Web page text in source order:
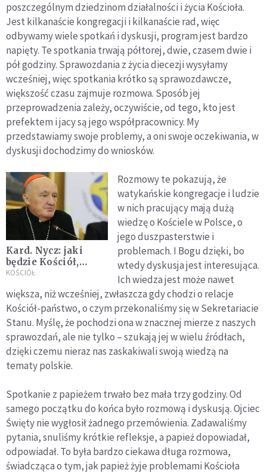
poszczególnym dziedzinom działalności i życia Kościoła.
Jest kilkanaście kongregacji i kilkanaście rad, więc
odbywamy wiele spotkań i dyskusji, program jest bardzo
napięty. Te spotkania trwają półtorej, dwie, czasem dwie i
pół godziny. Sprawozdania z życia diecezji wysyłamy
wcześniej, więc spotkania krótko są sprawozdawcze,
większość czasu zajmuje rozmowa. Sposób jej
przeprowadzenia zależy, oczywiście, od tego, kto jest
prefektem i jacy są jego współpracownicy. My
przedstawiamy swoje problemy, a oni swoje oczekiwania, w
dyskusji dochodzimy do wniosków.
Kard. Nycz: jaki
będzie Kościół,
jeżeli zabraknie w
pokolenia?
KOŚCIÓŁ
Rozmowy te pokazują, że
watykańskie kongregacje i ludzie
w nich pracujący mają dużą
wiedzę o Kościele w Polsce, o
jego duszpasterstwie i
problemach. I Bogu dzięki, bo
wtedy dyskusja jest interesująca.
Ich wiedza jest może nawet
większa, niż wcześniej, zwłaszcza gdy chodzi o relacje
Kościół-państwo, o czym przekonaliśmy się w Sekretariacie
Stanu. Myślę, że pochodzi ona w znacznej mierze z naszych
sprawozdań, ale nie tylko – szukają jej w wielu źródłach,
dzięki czemu nieraz nas zaskakiwali swoją wiedzą na
tematy polskie.
Spotkanie z papieżem trwało bez mała trzy godziny. Od
samego początku do końca było rozmową i dyskusją. Ojciec
Święty nie wygłosił żadnego przemówienia. Zadawaliśmy
pytania, snuliśmy krótkie refleksje, a papież dopowiadał,
odpowiadał. To była bardzo ciekawa długa rozmowa,
świadcząca o tym, jak papież żyje problemami Kościoła